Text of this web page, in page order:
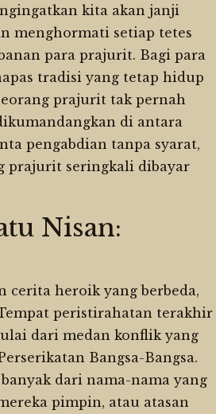
kita akan janji
menghormati setiap tetes
para prajurit. Bagi para
tradisi yang tetap hidup
prajurit tak pernah
di antara
pengabdian tanpa syarat,
prajurit seringkali dibayar
Nisan:
cerita heroik yang berbeda,
peristirahatan terakhir
dari medan konflik yang
Bangsa-Bangsa.
dari nama-nama yang
pimpin, atau atasan